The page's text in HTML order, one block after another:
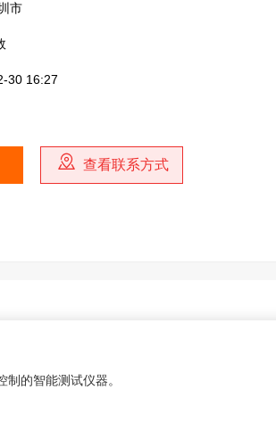
市
30 16:27
查看联系方式
的智能测试仪器。